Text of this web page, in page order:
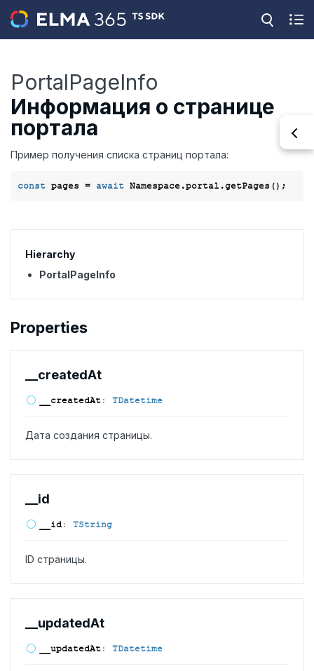
PortalPageInfo
Информация о странице
портала
Пример получения списка страниц портала:
const pages = await
Hierarchy
PortalPageInfo
Properties
__createdAt
__createdAt: TDatetime
Дата создания страницы.
__id
__id: TString
ID страницы.
__updatedAt
__updatedAt: TDatetime